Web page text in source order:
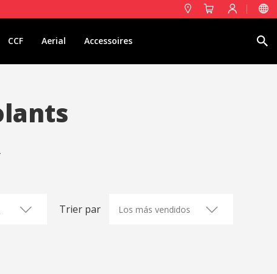
CCF Aerial Accessoires
Trier par